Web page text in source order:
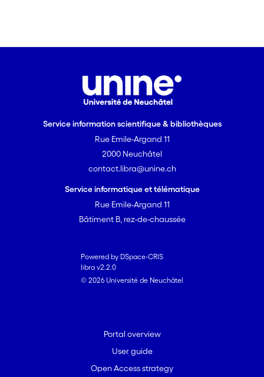
Service information scientifique & bibliothèques
Rue Emile-Argand 11
2000 Neuchâtel
contact.libra@unine.ch
Service informatique et télématique
Rue Emile-Argand 11
Bâtiment B, rez-de-chaussée
Powered by DSpace-CRIS
libra v2.2.0
© 2026 Université de Neuchâtel
Portal overview
User guide
Open Access strategy